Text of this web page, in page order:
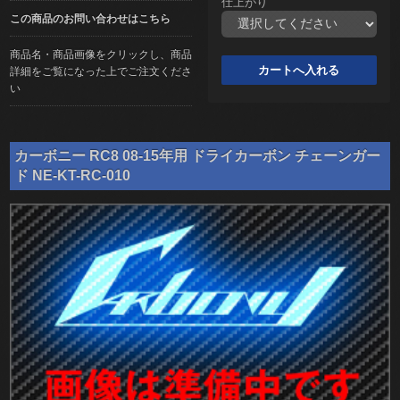
この商品のお問い合わせはこちら
商品名・商品画像をクリックし、商品
詳細をご覧になった上でご注文くださ
い
カーボニー RC8 08-15年用 ドライカーボン チェーンガー
ド NE-KT-RC-010